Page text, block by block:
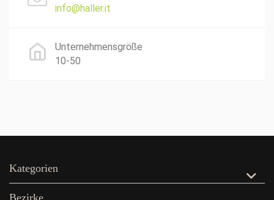
info@haller.it
Unternehmensgröße
10-50
Kategorien
Bezirke